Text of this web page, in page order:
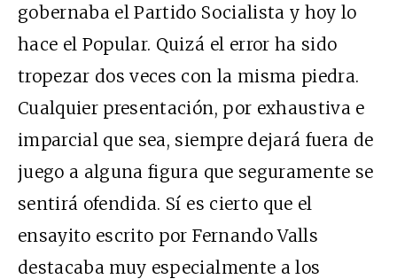
gobernaba el Partido Socialista y hoy lo
hace el Popular. Quizá el error ha sido
tropezar dos veces con la misma piedra.
Cualquier presentación, por exhaustiva e
imparcial que sea, siempre dejará fuera de
juego a alguna figura que seguramente se
sentirá ofendida. Sí es cierto que el
ensayito escrito por Fernando Valls
destacaba muy especialmente a los